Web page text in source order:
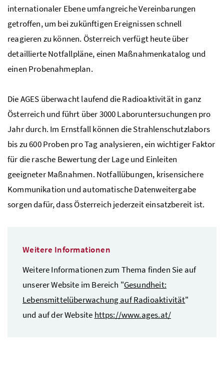
internationaler Ebene umfangreiche Vereinbarungen
getroffen, um bei zukünftigen Ereignissen schnell
reagieren zu können. Österreich verfügt heute über
detaillierte Notfallpläne, einen Maßnahmenkatalog und
einen Probenahmeplan.
DieAGES überwacht laufend die Radioaktivität in ganz
Österreich und führt über 3000 Laboruntersuchungen pro
Jahr durch. Im Ernstfall können die Strahlenschutzlabors
bis zu 600 Proben pro Tag analysieren, ein wichtiger Faktor
für die rasche Bewertung der Lage und Einleiten
geeigneter Maßnahmen. Notfallübungen, krisensichere
Kommunikation und automatische Datenweitergabe
sorgen dafür, dass Österreich jederzeit einsatzbereit ist.
Weitere Informationen
Weitere Informationen zum Thema finden Sie auf
unserer Website im Bereich "Gesundheit:
Lebensmittelüberwachung auf Radioaktivität"
und auf der Website https://www.ages.at/